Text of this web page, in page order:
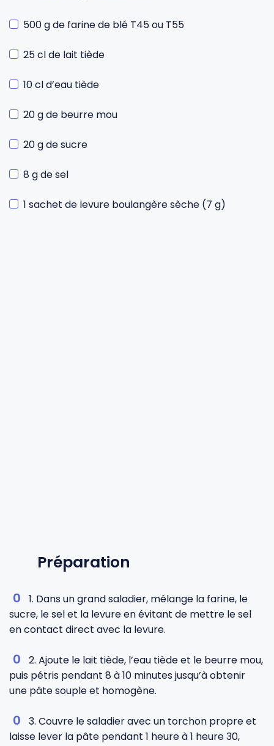
500 g de farine de blé T45 ou T55
25 cl de lait tiède
10 cl d’eau tiède
20 g de beurre mou
20 g de sucre
8 g de sel
1 sachet de levure boulangère sèche (7 g)
Préparation
1. Dans un grand saladier, mélange la farine, le
sucre, le sel et la levure en évitant de mettre le sel
en contact direct avec la levure.
2. Ajoute le lait tiède, l’eau tiède et le beurre mou,
puis pétris pendant 8 à 10 minutes jusqu’à obtenir
une pâte souple et homogène.
3. Couvre le saladier avec un torchon propre et
laisse lever la pâte pendant 1 heure à 1 heure 30,